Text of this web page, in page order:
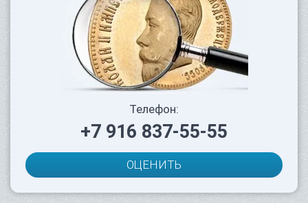
Телефон:
+7 916 837-55-55
ОЦЕНИТЬ